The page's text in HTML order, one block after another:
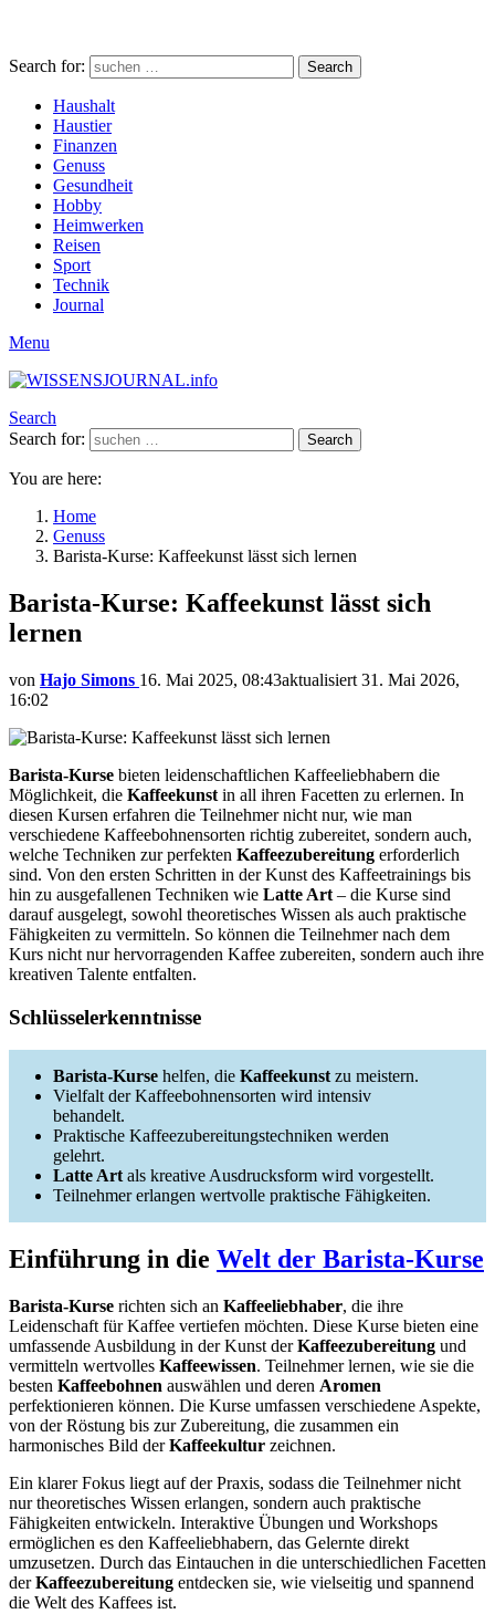
Search for: Search
Haushalt
Haustier
Finanzen
Genuss
Gesundheit
Hobby
Heimwerken
Reisen
Sport
Technik
Journal
Menu
Search
Search for:
Search
You are here:
Home
Genuss
Barista-Kurse: Kaffeekunst lässt sich lernen
Barista-Kurse: Kaffeekunst lässt sich
lernen
von Hajo Simons 16. Mai 2025, 08:43aktualisiert 31. Mai 2026,
16:02
Barista-Kurse bieten leidenschaftlichen Kaffeeliebhabern die
Möglichkeit, die Kaffeekunst in all ihren Facetten zu erlernen. In
diesen Kursen erfahren die Teilnehmer nicht nur, wie man
verschiedene Kaffeebohnensorten richtig zubereitet, sondern auch,
welche Techniken zur perfekten Kaffeezubereitung erforderlich
sind. Von den ersten Schritten in der Kunst des Kaffeetrainings bis
hin zu ausgefallenen Techniken wie Latte Art – die Kurse sind
darauf ausgelegt, sowohl theoretisches Wissen als auch praktische
Fähigkeiten zu vermitteln. So können die Teilnehmer nach dem
Kurs nicht nur hervorragenden Kaffee zubereiten, sondern auch ihre
kreativen Talente entfalten.
Schlüsselerkenntnisse
Barista-Kurse helfen, die Kaffeekunst zu meistern.
Vielfalt der Kaffeebohnensorten wird intensiv
behandelt.
Praktische Kaffeezubereitungstechniken werden
gelehrt.
Latte Art als kreative Ausdrucksform wird vorgestellt.
Teilnehmer erlangen wertvolle praktische Fähigkeiten.
Einführung in die Welt der Barista-Kurse
Barista-Kurse richten sich an Kaffeeliebhaber, die ihre
Leidenschaft für Kaffee vertiefen möchten. Diese Kurse bieten eine
umfassende Ausbildung in der Kunst derKaffeezubereitung und
vermitteln wertvolles Kaffeewissen. Teilnehmer lernen, wie sie die
besten Kaffeebohnen auswählen und deren Aromen
perfektionieren können. Die Kurse umfassen verschiedene Aspekte,
von der Röstung bis zur Zubereitung, die zusammen ein
harmonisches Bild derKaffeekultur zeichnen.
Ein klarer Fokus liegt auf der Praxis, sodass die Teilnehmer nicht
nur theoretisches Wissen erlangen, sondern auch praktische
Fähigkeiten entwickeln. Interaktive Übungen und Workshops
ermöglichen es den Kaffeeliebhabern, das Gelernte direkt
umzusetzen. Durch das Eintauchen in die unterschiedlichen Facetten
derKaffeezubereitung entdecken sie, wie vielseitig und spannend
die Welt des Kaffees ist.